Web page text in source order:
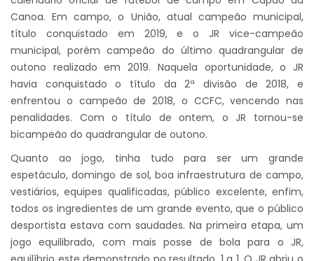
Canoa. Em campo, o União, atual campeão municipal,
título conquistado em 2019, e o JR vice-campeão
municipal, porém campeão do último quadrangular de
outono realizado em 2019. Naquela oportunidade, o JR
havia conquistado o título da 2ª divisão de 2018, e
enfrentou o campeão de 2018, o CCFC, vencendo nas
penalidades. Com o título de ontem, o JR tornou-se
bicampeão do quadrangular de outono.
Quanto ao jogo, tinha tudo para ser um grande
espetáculo, domingo de sol, boa infraestrutura de campo,
vestiários, equipes qualificadas, público excelente, enfim,
todos os ingredientes de um grande evento, que o público
desportista estava com saudades. Na primeira etapa, um
jogo equilibrado, com mais posse de bola para o JR,